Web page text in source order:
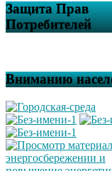
Защита Прав
Потребителей
Вниманию